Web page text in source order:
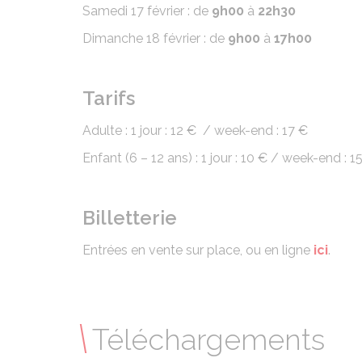
Samedi 17 février : de 9h00 à 22h30
Dimanche 18 février : de 9h00 à 17h00
Tarifs
Adulte : 1 jour : 12 € / week-end : 17 €
Enfant (6 – 12 ans) : 1 jour : 10 € / week-end :
Billetterie
Entrées en vente sur place, ou en ligne ici.
Téléchargements